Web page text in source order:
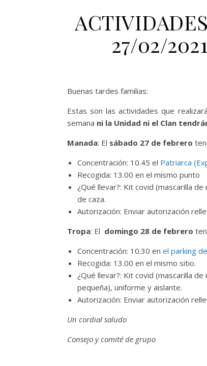
27/02/
Buenas tardes familias:
Estas son las actividades que
semana ni la Unidad ni el Clan
Manada: El sábado 27 de febrero
Concentración: 10.45 el Patriarca
Recogida: 13.00 en el mismo punto
¿Qué llevar?: Kit covid (mascarilla
de caza.
Autorización: Enviar autorización
Tropa: El domingo 28 de febrero
Concentración: 10.30 en el parking
Recogida: 13.00 en el mismo sitio.
¿Qué llevar?: Kit covid (mascarilla
pequeña), uniforme y aislante.
Autorización: Enviar autorización
Un cordial saludo
Consejo y comité de grupo